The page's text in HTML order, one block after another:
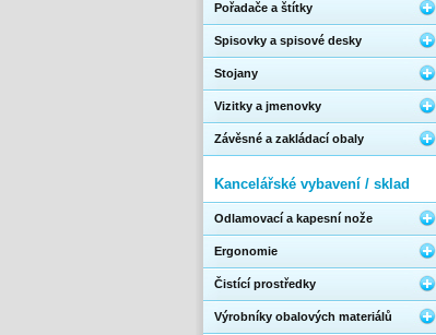
Pořadače a štítky
Spisovky a spisové desky
Stojany
Vizitky a jmenovky
Závěsné a zakládací obaly
Kancelářské vybavení / sklad
Odlamovací a kapesní nože
Ergonomie
Čistící prostředky
Výrobníky obalových materiálů